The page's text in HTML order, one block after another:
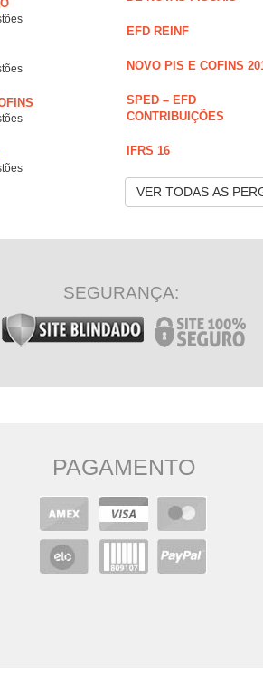
EFD REINF
NOVO PIS E COFINS
SPED – EFD
CONTRIBUIÇÕES
IFRS 16
VER TODAS AS
SEGURANÇA:
PAGAMENTO